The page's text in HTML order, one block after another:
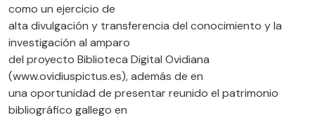
como un ejercicio de
alta divulgación y transferencia del conocimiento y la
investigación al amparo
del proyecto Biblioteca Digital Ovidiana
(www.ovidiuspictus.es), además de en
una oportunidad de presentar reunido el patrimonio
bibliográfico gallego en